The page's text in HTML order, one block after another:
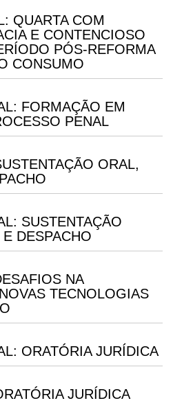
QUARTA COM
E CONTENCIOSO
PÓS-REFORMA
CONSUMO
FORMAÇÃO EM
PENAL
ORAL,
SUSTENTAÇÃO
DESPACHO
NA
TECNOLOGIAS
ORATÓRIA JURÍDICA
JURÍDICA